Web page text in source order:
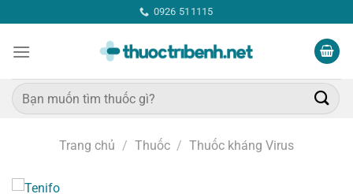
qua
nội
0926 511115
Tìm
kiếm:
Trang chủ / Thuốc / Thuốc kháng Virus